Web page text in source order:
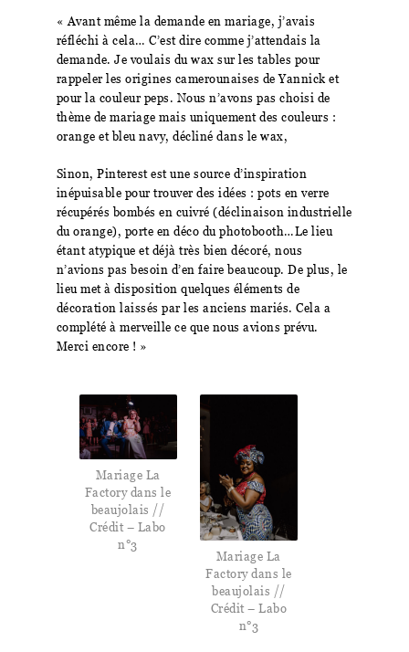
« Avant même la demande en mariage, j’avais
réfléchi à cela… C’est dire comme j’attendais la
demande. Je voulais du wax sur les tables pour
rappeler les origines camerounaises de Yannick et
pour la couleur peps. Nous n’avons pas choisi de
thème de mariage mais uniquement des couleurs :
orange et bleu navy, décliné dans le wax,
Sinon, Pinterest est une source d’inspiration
inépuisable pour trouver des idées : pots en verre
récupérés bombés en cuivré (déclinaison industrielle
du orange), porte en déco du photobooth…Le lieu
étant atypique et déjà très bien décoré, nous
n’avions pas besoin d’en faire beaucoup. De plus, le
lieu met à disposition quelques éléments de
décoration laissés par les anciens mariés. Cela a
complété à merveille ce que nous avions prévu.
Merci encore ! »
Mariage La
Factory dans le
beaujolais //
Crédit – Labo
n°3
Mariage La
Factory dans le
beaujolais //
Crédit – Labo
n°3